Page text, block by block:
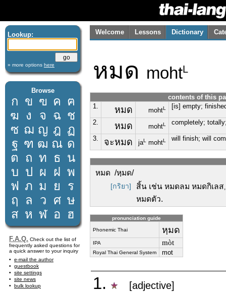
Lookup:
» more options here
Browse
ก ข ฃ ค ฅ
ฆ ง จ ฉ ช
ซ ฌ ญ ฎ ฏ
ฐ ฑ ฒ ณ ด
ต ถ ท ธ น
บ ป ผ ฝ พ
ฟ ภ ม ย
ร
ฤ
ล ว ศ ษ
ส ห ฬ อ ฮ
F.A.Q. Check out the list of
frequently asked questions for
a quick answer to your inquiry
e-mail the author
guestbook
site settings
site news
bulk lookup
Welcome Lessons Dictionary
หมด mohtL
contents of this
1.
หมด mohtL [is] empty;
2. หมด mohtL completely;
3. จะหมด jaL mohtL will finish; will
หมด /หฺมด/
[กริยา] สิ้น เช่น หมดลม หมดกิเลส
หมดตัว.
pronunciation guide
Phonemic Thai หฺมด
IPA mòt
Royal Thai General System mot
1. [adjective]